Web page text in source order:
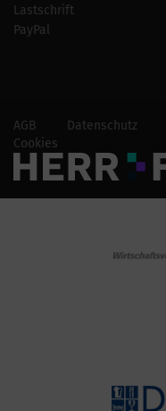
Lastschrift
PayPal
AGB Datenschutz
Cookies